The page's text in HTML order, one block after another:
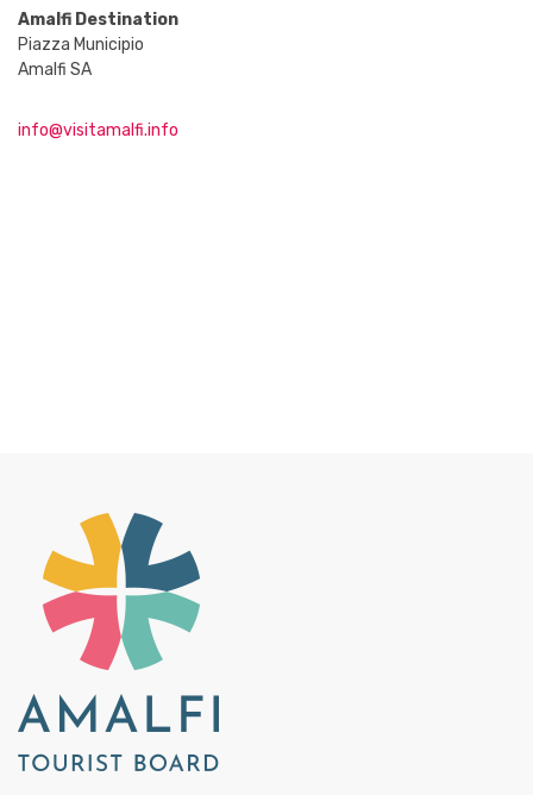
Amalfi Destination
Piazza Municipio
Amalfi SA
info@visitamalfi.info